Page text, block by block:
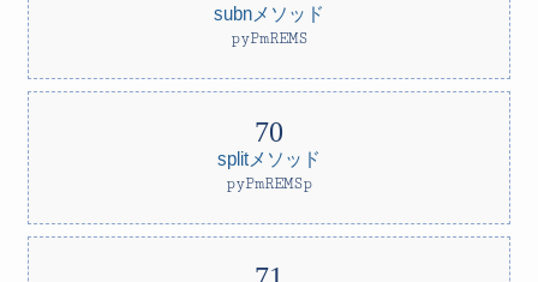
subnメソッド
pyPmREMS
splitメソッド
pyPmREMSp